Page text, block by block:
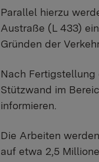
Parallel hierzu
Austraße (L 433)
Gründen der
Nach Fertigstellung
Stützwand im
informieren.
Die Arbeiten
auf etwa 2,5